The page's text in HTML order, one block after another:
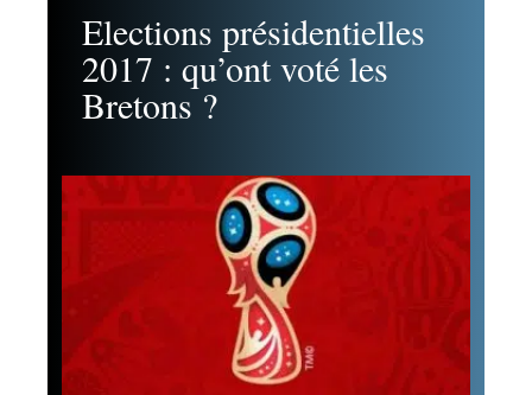
Elections présidentielles
2017 : qu’ont voté les
Bretons ?